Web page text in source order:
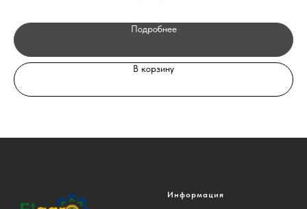
Подробнее
В корзину
Информация